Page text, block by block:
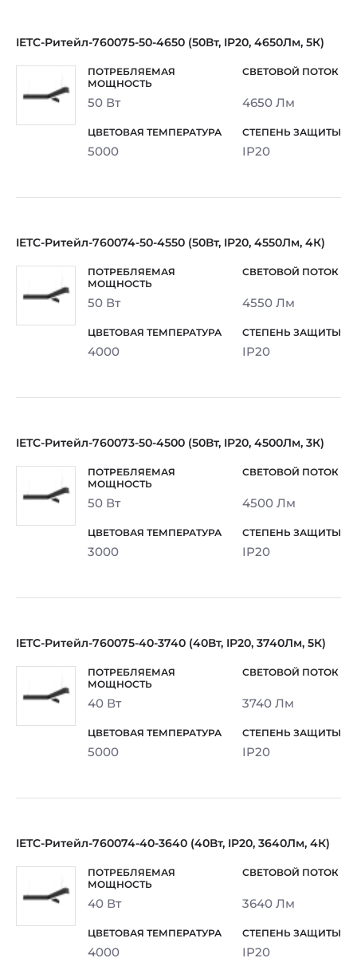
IETC-Ритейл-760075-50-4650 (50Вт, IP20, 4650Лм, 5К)
50 Вт 4650 Лм
5000 IP20
IETC-Ритейл-760074-50-4550 (50Вт, IP20, 4550Лм, 4К)
50 Вт 4550 Лм
4000 IP20
IETC-Ритейл-760073-50-4500 (50Вт, IP20, 4500Лм, 3К)
50 Вт 4500 Лм
3000 IP20
IETC-Ритейл-760075-40-3740 (40Вт, IP20, 3740Лм, 5К)
40 Вт 3740 Лм
5000 IP20
IETC-Ритейл-760074-40-3640 (40Вт, IP20, 3640Лм, 4К)
40 Вт 3640 Лм
4000 IP20